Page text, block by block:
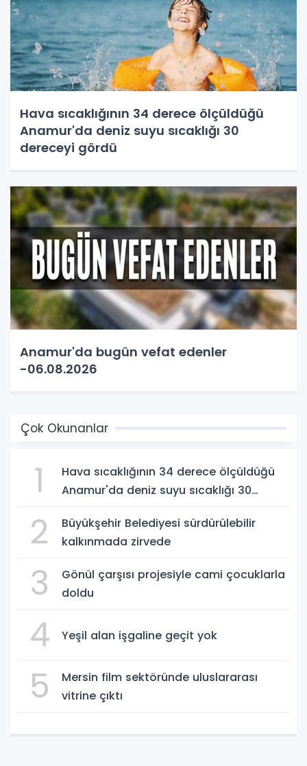
Hava sıcaklığının 34 derece ölçüldüğü
Anamur'da deniz suyu sıcaklığı 30
dereceyi gördü
Anamur'da bugün vefat edenler
-06.08.2026
Çok Okunanlar
1
Hava sıcaklığının 34 derece ölçüldüğü
Anamur'da deniz suyu sıcaklığı 30
2
Büyükşehir Belediyesi sürdürülebilir
kalkınmada zirvede
3
Gönül çarşısı projesiyle cami çocuklarla
doldu
4 Yeşil alan işgaline geçit yok
5
Mersin film sektöründe uluslararası
vitrine çıktı